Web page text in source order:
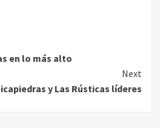
en lo más alto
Next
y Las Rústicas líderes